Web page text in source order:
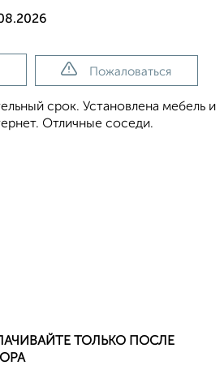
Пожаловаться
срок. Установлена мебель и
Отличные соседи.
ТОЛЬКО ПОСЛЕ